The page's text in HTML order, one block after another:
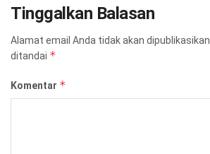
Tinggalkan Balasan
Alamat email Anda tidak akan dipublikasikan.
ditandai *
Komentar *